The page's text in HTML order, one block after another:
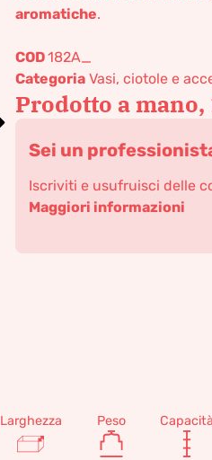
aromatiche.
COD182A_
Categoria Vasi, ciotole e
Prodotto a
Sei un
Iscriviti e usufruisci delle
Maggiori informazioni
Larghezza Peso Capacità